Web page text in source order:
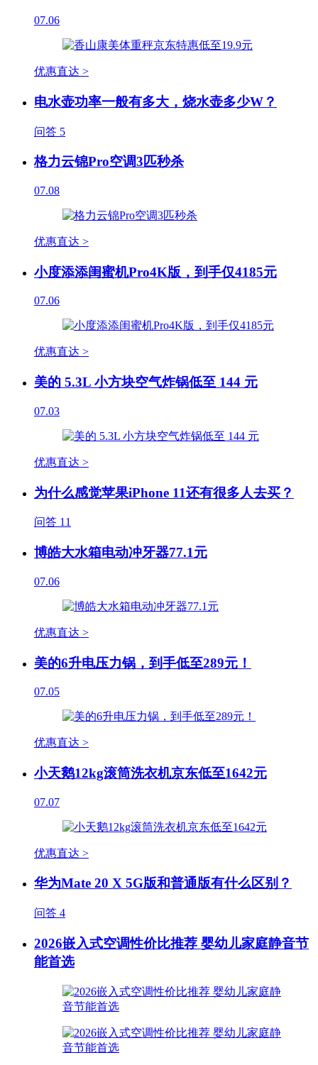
07.06
优惠直达 >
电水壶功率一般有多大，烧水壶多少W？
问答 5
格力云锦Pro空调3匹秒杀
07.08
优惠直达 >
小度添添闺蜜机Pro4K版，到手仅4185元
07.06
优惠直达 >
美的 5.3L 小方块空气炸锅低至 144 元
07.03
优惠直达 >
为什么感觉苹果iPhone 11还有很多人去买？
问答 11
博皓大水箱电动冲牙器77.1元
07.06
优惠直达 >
美的6升电压力锅，到手低至289元！
07.05
优惠直达 >
小天鹅12kg滚筒洗衣机京东低至1642元
07.07
优惠直达 >
华为Mate 20 X 5G版和普通版有什么区别？
问答 4
2026嵌入式空调性价比推荐 婴幼儿家庭静音节
能首选